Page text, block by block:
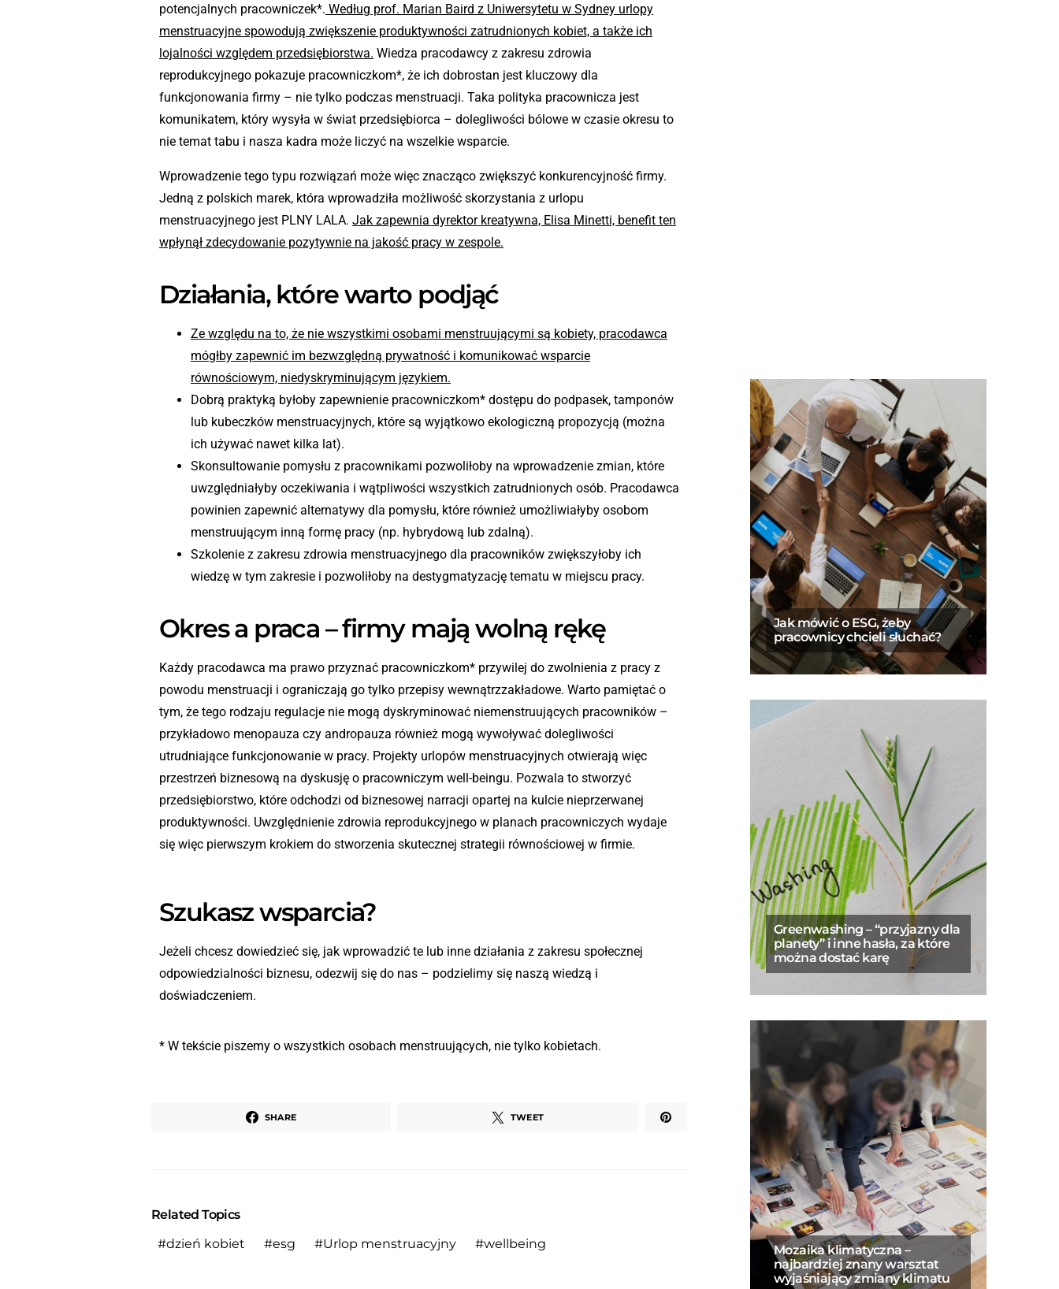
potencjalnych pracowniczek*. Według prof. Marian Baird z Uniwersytetu w Sydney urlopy
menstruacyjne spowodują zwiększenie produktywności zatrudnionych kobiet, a także ich
lojalności względem przedsiębiorstwa. Wiedza pracodawcy z zakresu zdrowia
reprodukcyjnego pokazuje pracowniczkom*, że ich dobrostan jest kluczowy dla
funkcjonowania firmy – nie tylko podczas menstruacji. Taka polityka pracownicza jest
komunikatem, który wysyła w świat przedsiębiorca – dolegliwości bólowe w czasie okresu to
nie temat tabu i nasza kadra może liczyć na wszelkie wsparcie.
Wprowadzenie tego typu rozwiązań może więc znacząco zwiększyć konkurencyjność firmy.
Jedną z polskich marek, która wprowadziła możliwość skorzystania z urlopu
menstruacyjnego jest PLNY LALA. Jak zapewnia dyrektor kreatywna, Elisa Minetti, benefit ten
wpłynął zdecydowanie pozytywnie na jakość pracy w zespole.
Działania, które warto podjąć
Ze względu na to, że nie wszystkimi osobami menstruującymi są kobiety, pracodawca
mógłby zapewnić im bezwzględną prywatność i komunikować wsparcie
równościowym, niedyskryminującym językiem.
Dobrą praktyką byłoby zapewnienie pracowniczkom* dostępu do podpasek, tamponów
lub kubeczków menstruacyjnych, które są wyjątkowo ekologiczną propozycją (można
ich używać nawet kilka lat).
Skonsultowanie pomysłu z pracownikami pozwoliłoby na wprowadzenie zmian, które
uwzględniałyby oczekiwania i wątpliwości wszystkich zatrudnionych osób. Pracodawca
powinien zapewnić alternatywy dla pomysłu, które również umożliwiałyby osobom
menstruującym inną formę pracy (np. hybrydową lub zdalną).
Szkolenie z zakresu zdrowia menstruacyjnego dla pracowników zwiększyłoby ich
wiedzę w tym zakresie i pozwoliłoby na destygmatyzację tematu w miejscu pracy.
Okres a praca – firmy mają wolną rękę
Każdy pracodawca ma prawo przyznać pracowniczkom* przywilej do zwolnienia z pracy z
powodu menstruacji i ograniczają go tylko przepisy wewnątrzzakładowe. Warto pamiętać o
tym, że tego rodzaju regulacje nie mogą dyskryminować niemenstruujących pracowników –
przykładowo menopauza czy andropauza również mogą wywoływać dolegliwości
utrudniające funkcjonowanie w pracy. Projekty urlopów menstruacyjnych otwierają więc
przestrzeń biznesową na dyskusję o pracowniczym well-beingu. Pozwala to stworzyć
przedsiębiorstwo, które odchodzi od biznesowej narracji opartej na kulcie nieprzerwanej
produktywności. Uwzględnienie zdrowia reprodukcyjnego w planach pracowniczych wydaje
się więc pierwszym krokiem do stworzenia skutecznej strategii równościowej w firmie.
Szukasz wsparcia?
Jeżeli chcesz dowiedzieć się, jak wprowadzić te lub inne działania z zakresu społecznej
odpowiedzialności biznesu, odezwij się do nas – podzielimy się naszą wiedzą i
doświadczeniem.
* W tekście piszemy o wszystkich osobach menstruujących, nie tylko kobietach.
SHARE TWEET
Related Topics
dzień kobiet
esg Urlop menstruacyjny wellbeing
Jak mówić o ESG, żeby
pracownicy chcieli słuchać?
Greenwashing – “przyjazny dla
planety” i inne hasła, za które
można dostać karę
Mozaika klimatyczna –
najbardziej znany warsztat
wyjaśniający zmiany klimatu